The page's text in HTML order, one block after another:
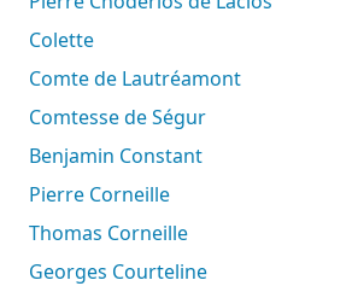
Colette
Comte de Lautréamont
Comtesse de Ségur
Benjamin Constant
Pierre Corneille
Thomas Corneille
Georges Courteline